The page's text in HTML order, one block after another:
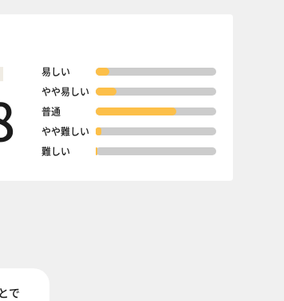
易しい
やや易しい
普通
やや難しい
難しい
で